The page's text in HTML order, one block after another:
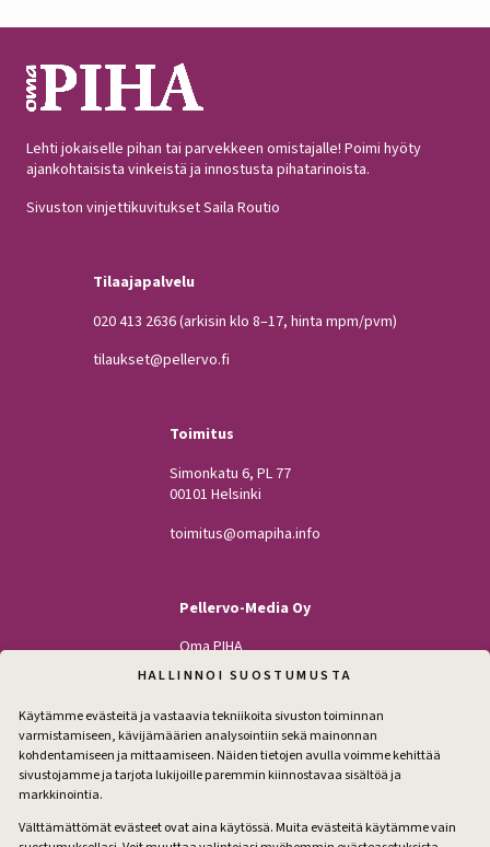
HALLINNOI SUOSTUMUSTA
Käytämme evästeitä ja vastaavia tekniikoita sivuston toiminnan
varmistamiseen, kävijämäärien analysointiin sekä mainonnan
kohdentamiseen ja mittaamiseen. Näiden tietojen avulla voimme kehittää
sivustojamme ja tarjota lukijoille paremmin kiinnostavaa sisältöä ja
markkinointia.
Välttämättömät evästeet ovat aina käytössä. Muita evästeitä käytämme vain
Lehti jokaiselle pihan tai parvekkeen omistajalle! Poimi hyöty
ajankohtaisista vinkeistä ja innostusta pihatarinoista.
Sivuston vinjettikuvitukset Saila Routio
Tilaajapalvelu
020 413 2636(arkisin klo 8–17, hinta mpm/pvm)
tilaukset@pellervo.fi
Toimitus
Simonkatu 6, PL 77
00101 Helsinki
toimitus@omapiha.info
Pellervo-Media Oy
Oma PIHA
Kodin Pellervo
Maatilan Pellervo
Facebook
Instagram